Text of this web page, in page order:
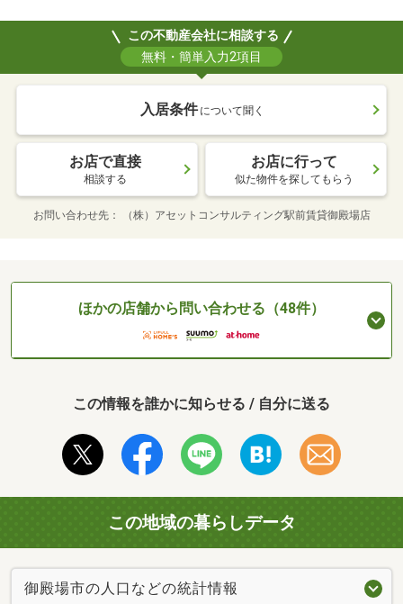
この不動産会社に相談する
無料・簡単入力2項目
入居条件 について聞く
お店で直接
相談する
お店に行って
似た物件を探してもらう
お問い合わせ先 （株）アセットコンサルティング駅前賃貸御殿場店
ほかの店舗から問い合わせる（48件）
この情報を誰かに知らせる / 自分に送る
この地域の暮らしデータ
御殿場市の人口などの統計情報